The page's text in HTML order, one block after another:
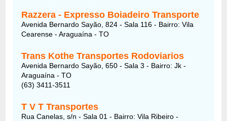
Razzera - Expresso Boiadeiro Transporte
Avenida Bernardo Sayão, 824 - Sala 116 - Bairro: Vila
Cearense - Araguaína - TO
Trans Kothe Transportes Rodoviarios
Avenida Bernardo Sayão, 650 - Sala 3 - Bairro: Jk -
Araguaína - TO
(63) 3411-3511
T V T Transportes
Rua Canelas, s/n - Sala 01 - Bairro: Vila Ribeiro -